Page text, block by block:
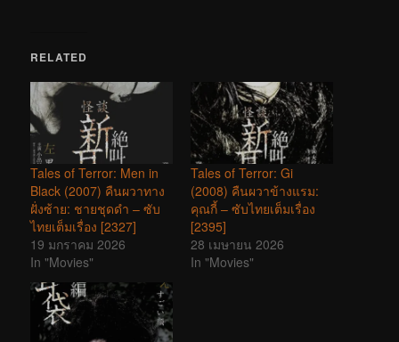
RELATED
Tales of Terror: Men in
Black (2007) คืนผวาทาง
ฝั่งซ้าย: ชายชุดดำ – ซับ
ไทยเต็มเรื่อง [2327]
19 มกราคม 2026
In "Movies"
Tales of Terror: Gi
(2008) คืนผวาข้างแรม:
คุณกี้ – ซับไทยเต็มเรื่อง
[2395]
28 เมษายน 2026
In "Movies"